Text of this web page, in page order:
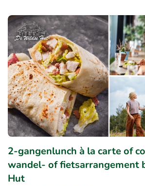
2-gangenlunch à la carte of
wandel- of fietsarrangement
Hut